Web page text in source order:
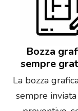
Bozza
sempre
La bozza
sempre